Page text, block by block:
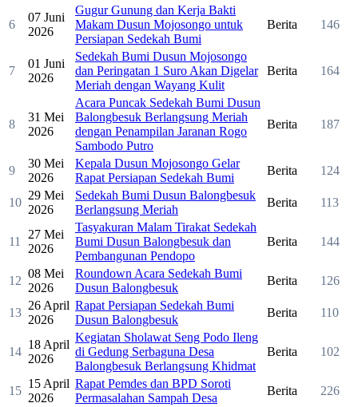
6
07 Juni
2026
Gugur Gunung dan Kerja Bakti
Makam Dusun Mojosongo untuk
Persiapan Sedekah Bumi
Berita 146
7
01 Juni
2026
Sedekah Bumi Dusun Mojosongo
dan Peringatan 1 Suro Akan Digelar
Meriah dengan Wayang Kulit
Berita 164
8
31 Mei
2026
Acara Puncak Sedekah Bumi Dusun
Balongbesuk Berlangsung Meriah
dengan Penampilan Jaranan Rogo
Sambodo Putro
Berita 187
9
30 Mei
2026
Kepala Dusun Mojosongo Gelar
Rapat Persiapan Sedekah Bumi
Berita 124
10
29 Mei
2026
Sedekah Bumi Dusun Balongbesuk
Berlangsung Meriah
Berita 113
11
27 Mei
2026
Tasyakuran Malam Tirakat Sedekah
Bumi Dusun Balongbesuk dan
Pembangunan Pendopo
Berita 144
12
08 Mei
2026
Roundown Acara Sedekah Bumi
Dusun Balongbesuk
Berita 126
13
26 April
2026
Rapat Persiapan Sedekah Bumi
Dusun Balongbesuk
Berita 110
14
18 April
2026
Kegiatan Sholawat Seng Podo Ileng
di Gedung Serbaguna Desa
Balongbesuk Berlangsung Khidmat
Berita 102
15
15 April
2026
Rapat Pemdes dan BPD Soroti
Permasalahan Sampah Desa
Berita 226